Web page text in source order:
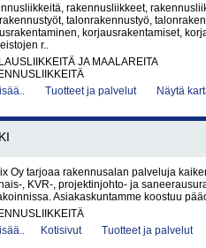
rakennusliikkeet,
talonrakennustyö,
korjausrakentamiset,
r..
JA MAALAREITA
Tuotteet ja palvelut Näytä
Oy tarjoaa rakennusalan palveluja
, KVR-, projektinjohto- ja
Asiakaskuntamme koostuu
Kotisivut Tuotteet ja palvelut